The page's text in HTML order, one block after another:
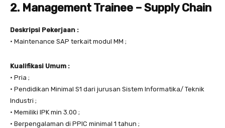
2. Management Trainee – Supply Chain
Deskripsi Pekerjaan :
• Maintenance SAP terkait modul MM ;
Kualifikasi Umum :
• Pria ;
• Pendidikan Minimal S1 dari jurusan Sistem Informatika/ Teknik
Industri ;
• Memiliki IPK min 3.00 ;
• Berpengalaman di PPIC minimal 1 tahun ;